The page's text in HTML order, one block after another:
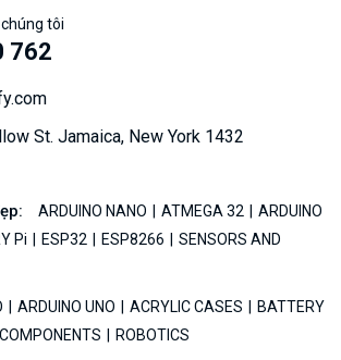
tôi
762
St. Jamaica, New York 1432
ARDUINO NANO ATMEGA 32
ARDUINO
Pi ESP32 ESP8266
SENSORS AND
ARDUINO UNO ACRYLIC CASES
BATTERY
ROBOTICS